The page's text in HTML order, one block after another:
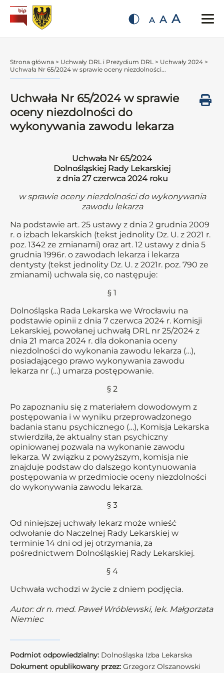
A A A
Strona główna > Uchwały DRL i Prezydium DRL > Uchwały 2024 >
Uchwała Nr 65/2024 w sprawie oceny niezdolności...
Uchwała Nr 65/2024 w sprawie
oceny niezdolności do
wykonywania zawodu lekarza
Uchwała Nr 65/2024
Dolnośląskiej Rady Lekarskiej
z dnia 27 czerwca 2024 roku
w sprawie oceny niezdolności do wykonywania
zawodu lekarza
Na podstawie art. 25 ustawy z dnia 2 grudnia 2009
r. o izbach lekarskich (tekst jednolity Dz. U. z 2021 r.
poz. 1342 ze zmianami) oraz art. 12 ustawy z dnia 5
grudnia 1996r. o zawodach lekarza i lekarza
dentysty (tekst jednolity Dz. U. z 2021r. poz. 790 ze
zmianami) uchwala się, co następuje:
§ 1
Dolnośląska Rada Lekarska we Wrocławiu na
podstawie opinii z dnia 7 czerwca 2024 r. Komisji
Lekarskiej, powołanej uchwałą DRL nr 25/2024 z
dnia 21 marca 2024 r. dla dokonania oceny
niezdolności do wykonania zawodu lekarza (…),
posiadającego prawo wykonywania zawodu
lekarza nr (…) umarza postępowanie.
§ 2
Po zapoznaniu się z materiałem dowodowym z
postępowania i w wyniku przeprowadzonego
badania stanu psychicznego (…), Komisja Lekarska
stwierdziła, że aktualny stan psychiczny
opiniowanej pozwala na wykonanie zawodu
lekarza. W związku z powyższym, komisja nie
znajduje podstaw do dalszego kontynuowania
postępowania w przedmiocie oceny niezdolności
do wykonywania zawodu lekarza.
§ 3
Od niniejszej uchwały lekarz może wnieść
odwołanie do Naczelnej Rady Lekarskiej w
terminie 14 dni od jej otrzymania, za
pośrednictwem Dolnośląskiej Rady Lekarskiej.
§ 4
Uchwała wchodzi w życie z dniem podjęcia.
Autor: dr n. med. Paweł Wróblewski, lek. Małgorzata
Niemiec
Podmiot odpowiedzialny: Dolnośląska Izba Lekarska
Dokument opublikowany przez: Grzegorz Olszanowski